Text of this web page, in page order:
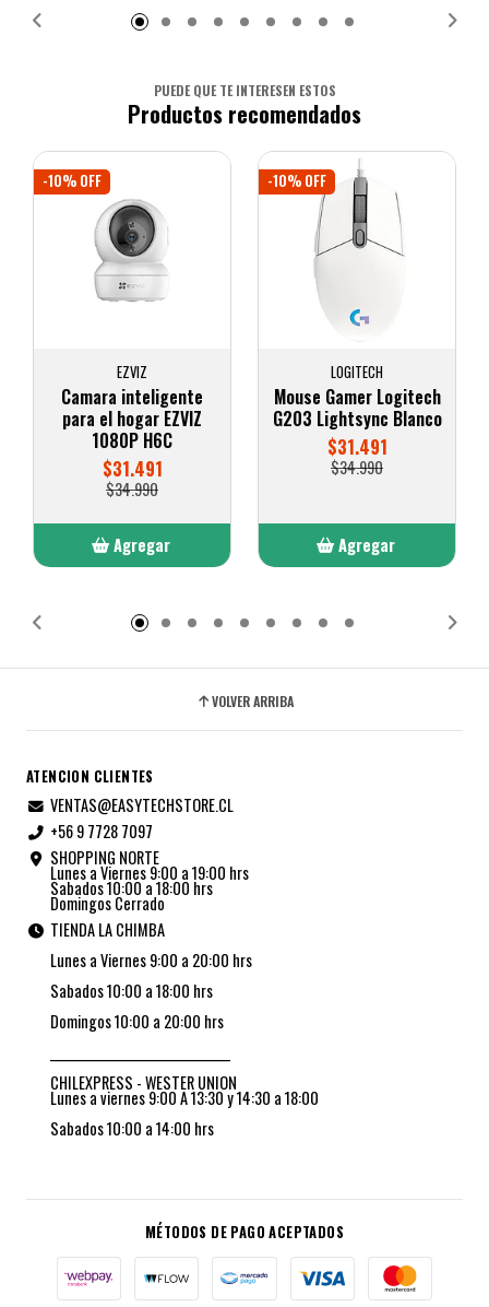
PUEDE QUE TE INTERESEN ESTOS
Productos recomendados
-10% OFF
EZVIZ
Camara inteligente
para el hogar EZVIZ
1080P H6C
$31.491
$34.990
Agregar
-10% OFF
LOGITECH
Mouse Gamer Logitech
G203 Lightsync Blanco
$31.491
$34.990
Agregar
VOLVER ARRIBA
ATENCION CLIENTES
VENTAS@EASYTECHSTORE.CL
+56 9 7728 7097
SHOPPING NORTE
Lunes a Viernes 9:00 a 19:00 hrs
Sabados 10:00 a 18:00 hrs
Domingos Cerrado
TIENDA LA CHIMBA
Lunes a Viernes 9:00 a 20:00 hrs
Sabados 10:00 a 18:00 hrs
Domingos 10:00 a 20:00 hrs
CHILEXPRESS - WESTER UNION
Lunes a viernes 9:00 A 13:30 y 14:30 a 18:00
Sabados 10:00 a 14:00 hrs
MÉTODOS DE PAGO ACEPTADOS